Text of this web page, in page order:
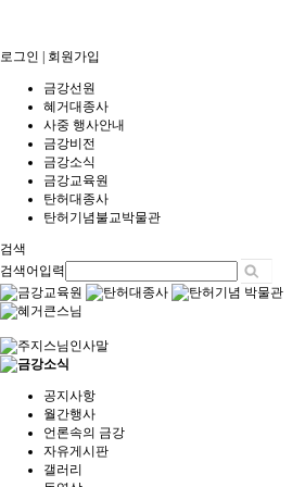
로그인 회원가입
금강선원
혜거대종사
사중 행사안내
금강비전
금강소식
금강교육원
탄허대종사
탄허기념불교박물관
검색
검색어입력
공지사항
월간행사
언론속의 금강
자유게시판
갤러리